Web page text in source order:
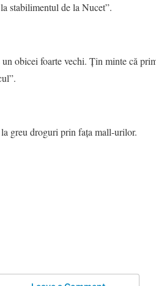
stabilimentul de la Nucet”.
obicei foarte vechi. Țin minte că
greu droguri prin fața mall-urilor.